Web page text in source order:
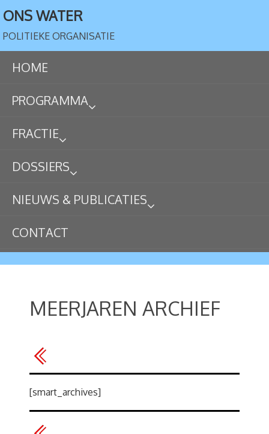
ONS WATER
POLITIEKE ORGANISATIE
HOME
PROGRAMMA
FRACTIE
DOSSIERS
NIEUWS & PUBLICATIES
CONTACT
MEERJAREN ARCHIEF
[smart_archives]